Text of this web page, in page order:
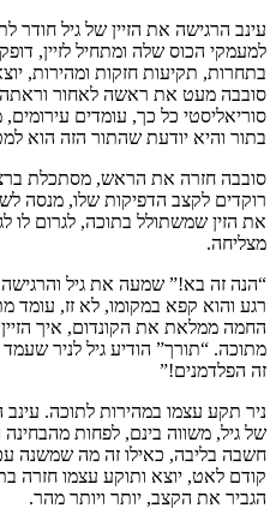
עינב הרגישה את הזיין של גיל חודר
למעמקי הכוס שלה ומתחיל לזיין,
בתחרות, תקיעות חזקות ומהירות,
סובבה מעט את ראשה לאחור
סוריאליסטי כל כך, עומדים
בתור והיא יודעת שהתור הזה הוא
סובבה חזרה את הראש, מסתכלת
רוקדים לקצב הדפיקות שלו, מנסה
את הזין שמשתולל בתוכה, לגרום לו
מצליחה.
“הנה זה בא!” שמעה את גיל והרגישה
רגע והוא קפא במקומו, לא זז, עומד
החמה ממלאת את הקונדום, איך
מתוכה. “תורך” הודיע גיל לניר
זה הפלדמנים!”
ניר תקע עצמו במהירות לתוכה. עינב
של גיל, משווה בינם, לפחות
חשבה בליבה, כאילו זה מה שמשנה
קודם לאט, יוצא ותוקע עצמו חזרה
הגביר את הקצב, יותר ויותר מהר.